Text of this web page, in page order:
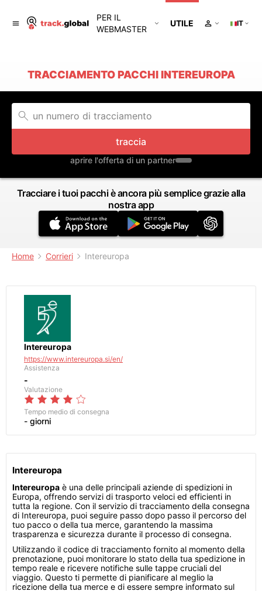
PER IL
WEBMASTER
UTILE IT
TRACCIAMENTO PACCHI INTEREUROPA
traccia
aprire l'offerta di un partner
Tracciare i tuoi pacchi è ancora più semplice grazie alla
nostra app
Home Corrieri Intereuropa
Intereuropa
https://www.intereuropa.si/en/
Assistenza
-
Valutazione
Tempo medio di consegna
- giorni
Intereuropa
Intereuropa è una delle principali aziende di spedizioni in
Europa, offrendo servizi di trasporto veloci ed efficienti in
tutta la regione. Con il servizio di tracciamento della consegna
di Intereuropa, puoi seguire passo dopo passo il percorso del
tuo pacco o della tua merce, garantendo la massima
trasparenza e sicurezza durante il processo di consegna.
Utilizzando il codice di tracciamento fornito al momento della
prenotazione, puoi monitorare lo stato della tua spedizione in
tempo reale e ricevere notifiche sulle tappe cruciali del
viaggio. Questo ti permette di pianificare al meglio la
ricezione della tua merce e di essere sempre informato sul